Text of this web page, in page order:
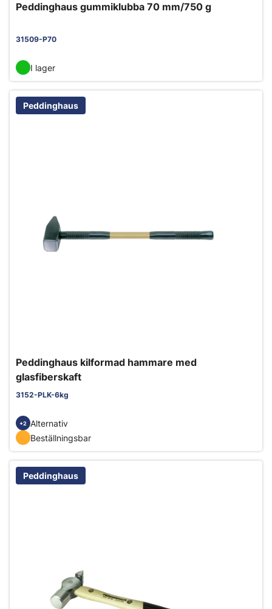
Peddinghaus gummiklubba 70 mm/750 g
31509-P70
I lager
Peddinghaus
Peddinghaus kilformad hammare med
glasfiberskaft
3152-PLK-6kg
+2
Alternativ
Beställningsbar
Peddinghaus